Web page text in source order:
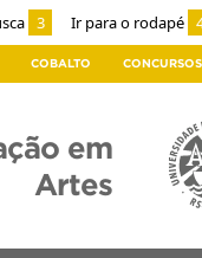
3 Ir para o rodapé
COBALTO CONCURSOS
em
Artes